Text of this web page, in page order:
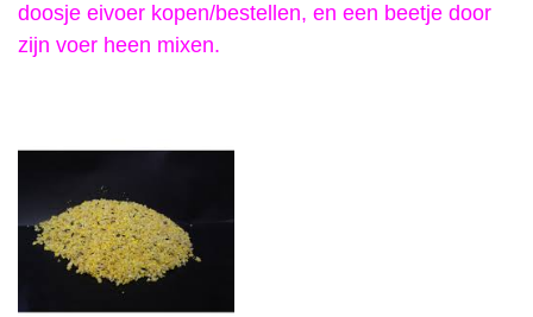
doosje eivoer kopen/bestellen, en een beetje door
zijn voer heen mixen.